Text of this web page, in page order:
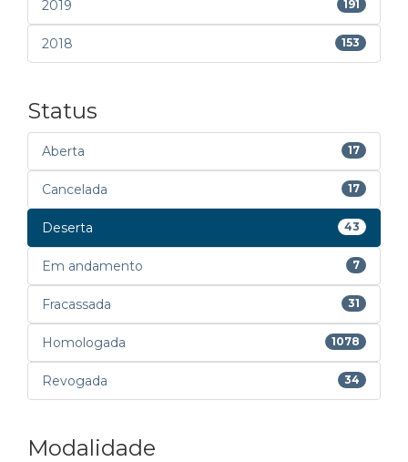
2019 191
2018 153
Status
Aberta 17
Cancelada 17
Deserta 43
Em andamento 7
Fracassada 31
Homologada 1078
Revogada 34
Modalidade